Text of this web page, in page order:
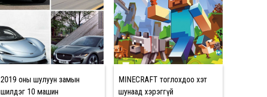
2019 оны шулуун замын
шилдэг 10 машин
MINECRAFT тоглохдоо хэт
шунаад хэрэггүй